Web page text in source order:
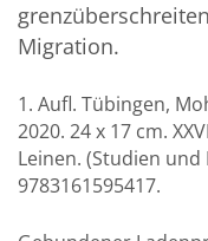
Migration.
1. Aufl. Tübingen,
2020. 24 x 17 cm.
Leinen. (Studien und
9783161595417.